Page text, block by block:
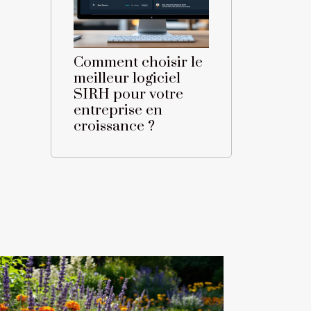
Comment choisir le
meilleur logiciel
SIRH pour votre
entreprise en
croissance ?